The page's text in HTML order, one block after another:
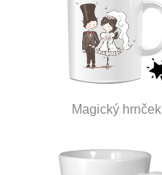
Magický hrnček